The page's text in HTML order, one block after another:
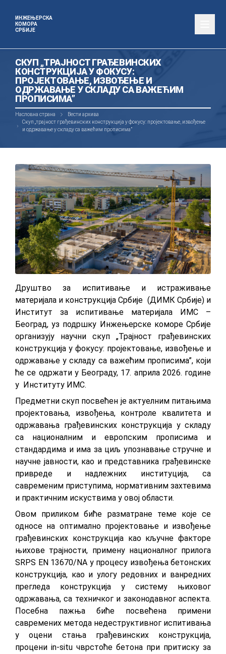
ИНЖЕЊЕРСКА
КОМОРА
СРБИЈЕ
СКУП „ТРАЈНОСТ ГРАЂЕВИНСКИХ
КОНСТРУКЦИЈА У ФОКУСУ:
ПРОЈЕКТОВАЊЕ, ИЗВОЂЕЊЕ И
ОДРЖАВАЊЕ У СКЛАДУ СА ВАЖЕЋИМ
ПРОПИСИМА”
Насловна страна
Вести архива
Скуп „трајност грађевинских конструкција у фокусу: пројектовање, извођење
и одржавање у складу са важећим прописима”
Друштво за испитивање и истраживање
материјала и конструкција Србије (ДИМК Србије) и
Институт за испитивање материјала ИМС –
Београд, уз подршку Инжењерске коморе Србије
организују научни скуп „Трајност грађевинских
конструкција у фокусу: пројектовање, извођење и
одржавање у складу са важећим прописима”, који
ће се одржати у Београду, 17. априла 2026. године
у Институту ИМС.
Предметни скуп посвећен је актуелним питањима
пројектовања, извођења, контроле квалитета и
одржавања грађевинских конструкција у складу
са националним и европским прописима и
стандардима и има за циљ упознавање стручне и
научне јавности, као и представника грађевинске
привреде и надлежних институција, са
савременим приступима, нормативним захтевима
и практичним искуствима у овој области.
Овом приликом биће разматране теме које се
односе на оптимално пројектовање и извођење
грађевинских конструкција као кључне факторе
њихове трајности, примену националног прилога
SRPS EN 13670/NA у процесу извођења бетонских
конструкција, као и улогу редовних и ванредних
прегледа конструкција у систему њиховог
одржавања, са техничког и законодавног аспекта.
Посебна пажња биће посвећена примени
савремених метода недеструктивног испитивања
у оцени стања грађевинских конструкција,
процени in-situ чврстоће бетона при притиску за